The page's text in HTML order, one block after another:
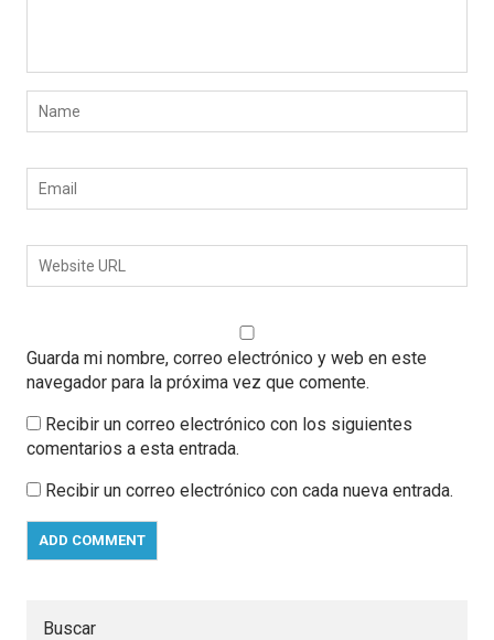
Guarda mi nombre, correo electrónico y web en este
navegador para la próxima vez que comente.
Recibir un correo electrónico con los siguientes
comentarios a esta entrada.
Recibir un correo electrónico con cada nueva entrada.
Buscar